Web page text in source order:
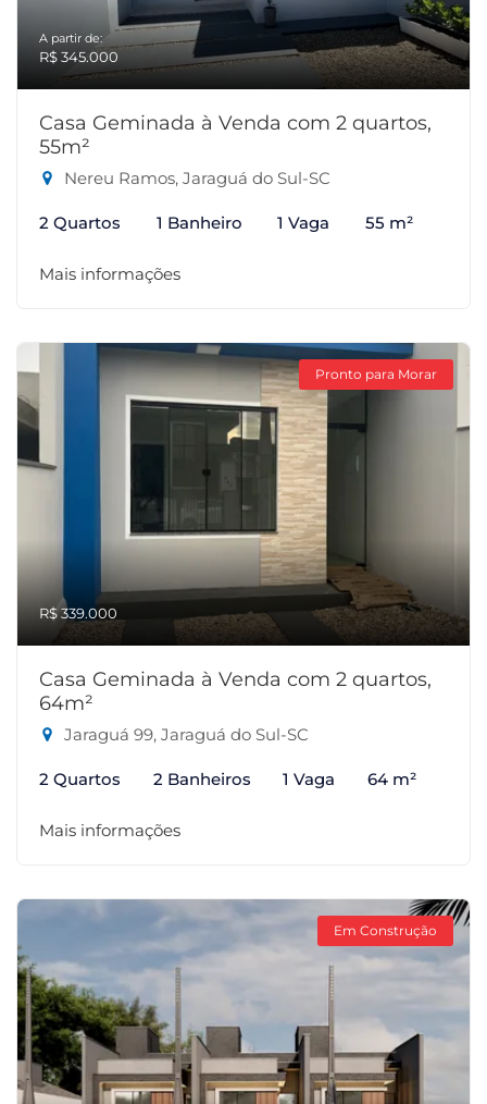
A partir de:
R$ 345.000
Casa Geminada à Venda com 2 quartos,
55m²
Nereu Ramos, Jaraguá do Sul-SC
2 Quartos 1 Banheiro 1 Vaga 55 m²
Mais informações
Pronto para Morar
R$ 339.000
Casa Geminada à Venda com 2 quartos,
64m²
Jaraguá 99, Jaraguá do Sul-SC
2 Quartos 2 Banheiros 1 Vaga 64 m²
Mais informações
Em Construção